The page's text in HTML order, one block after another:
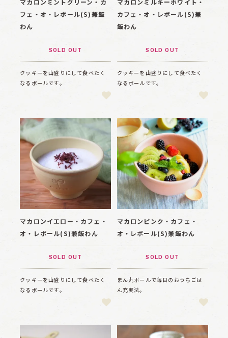
マカロンミントグリーン・カ
フェ・オ・レボール(S)兼飯
わん
SOLD OUT
クッキーを山盛りにして食べたく
なるボールです。
マカロンミルキーホワイト・
カフェ・オ・レボール(S)兼
飯わん
SOLD OUT
クッキーを山盛りにして食べたく
なるボールです。
マカロンイエロー・カフェ・
オ・レボール(S)兼飯わん
SOLD OUT
クッキーを山盛りにして食べたく
なるボールです。
マカロンピンク・カフェ・
オ・レボール(S)兼飯わん
SOLD OUT
まん丸ボールで毎日のおうちごは
ん充実法。